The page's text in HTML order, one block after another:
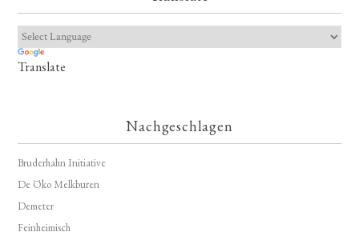
Translate
Nachgeschlagen
Bruderhahn Initiative
De Öko Melkburen
Demeter
Feinheimisch